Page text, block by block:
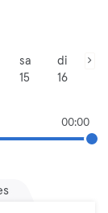
sa
15
di
16
00:00